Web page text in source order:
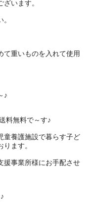
います。
て重いものを入れて使用
♪
料無料で～す♪
養護施設で暮らす子ど
ます。
事業所様にお手配させ